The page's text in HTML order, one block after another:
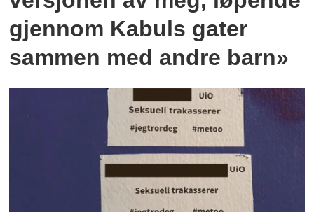
gjennom Kabuls gater
sammen med andre barn»